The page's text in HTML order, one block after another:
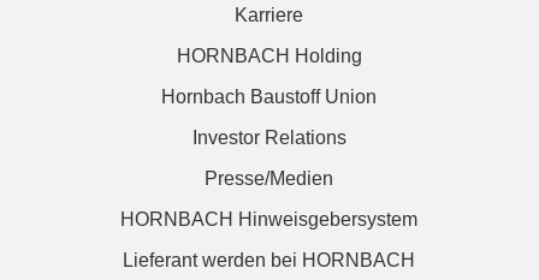
Karriere
HORNBACH Holding
Hornbach Baustoff Union
Investor Relations
Presse/Medien
HORNBACH Hinweisgebersystem
Lieferant werden bei HORNBACH